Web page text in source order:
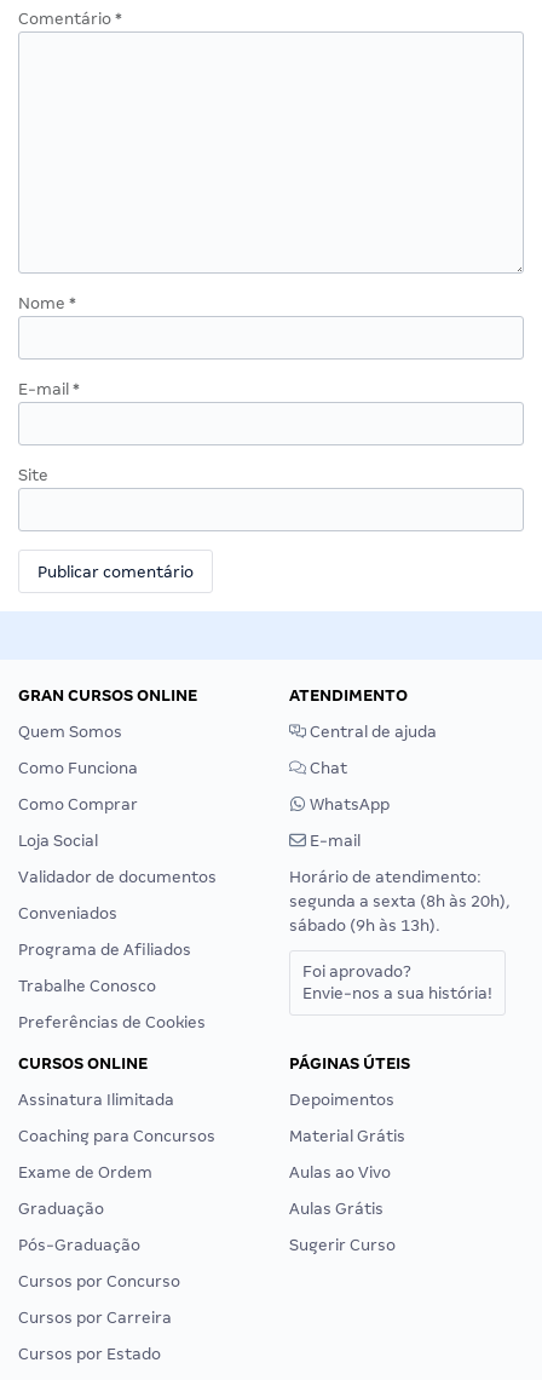
Comentário *
Nome *
E-mail *
Site
GRAN CURSOS ONLINE
Quem Somos
Como Funciona
Como Comprar
Loja Social
Validador de documentos
Conveniados
Programa de Afiliados
Trabalhe Conosco
Preferências de Cookies
ATENDIMENTO
Central de ajuda
Chat
WhatsApp
E-mail
Horário de atendimento:
segunda a sexta (8h às 20h),
sábado (9h às 13h).
Foi aprovado?
Envie-nos a sua história!
CURSOS ONLINE
Assinatura Ilimitada
Coaching para Concursos
Exame de Ordem
Graduação
Pós-Graduação
Cursos por Concurso
Cursos por Carreira
Cursos por Estado
PÁGINAS ÚTEIS
Depoimentos
Material Grátis
Aulas ao Vivo
Aulas Grátis
Sugerir Curso